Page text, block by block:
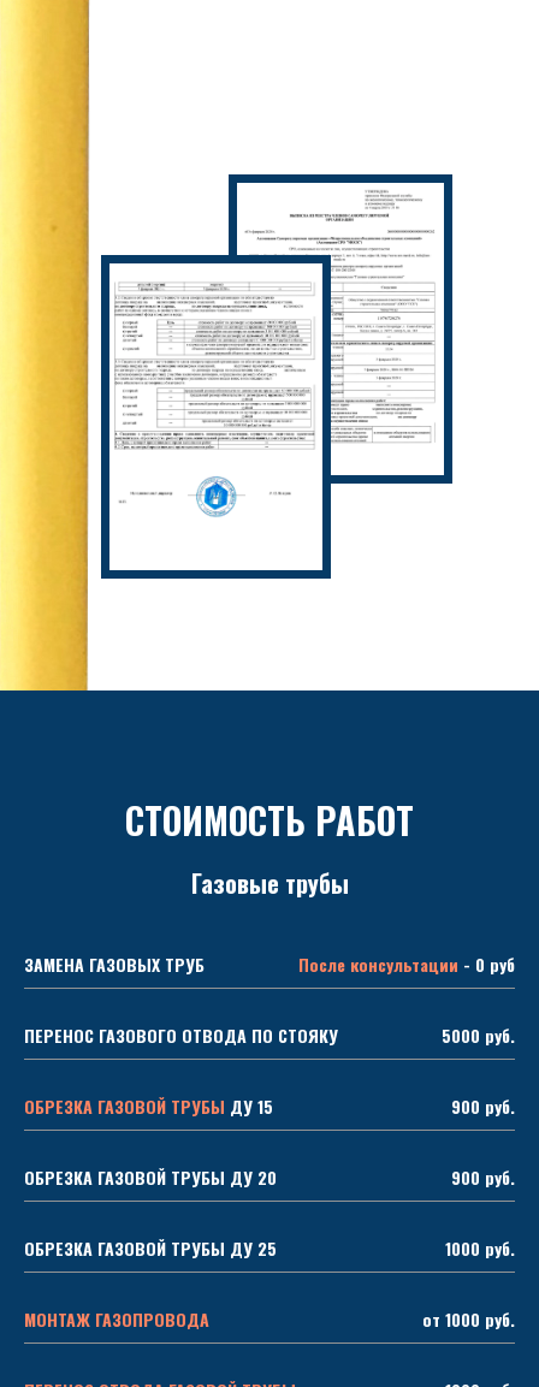
СТОИМОСТЬ РАБОТ
Газовые трубы
ЗАМЕНА ГАЗОВЫХ ТРУБ После консультации - 0 руб
ПЕРЕНОС ГАЗОВОГО ОТВОДА ПО СТОЯКУ 5000 руб.
ОБРЕЗКА ГАЗОВОЙ ТРУБЫ ДУ 15 900 руб.
ОБРЕЗКА ГАЗОВОЙ ТРУБЫ ДУ 20 900 руб.
ОБРЕЗКА ГАЗОВОЙ ТРУБЫ ДУ 25 1000 руб.
МОНТАЖ ГАЗОПРОВОДА от 1000 руб.